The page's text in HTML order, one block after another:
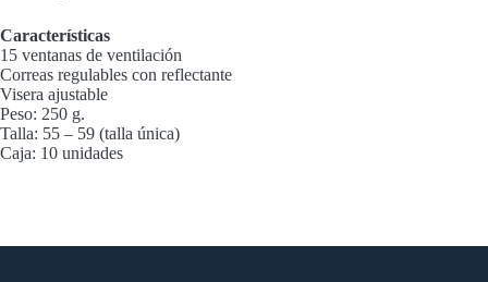
Características
15 ventanas de ventilación
Correas regulables con reflectante
Visera ajustable
Peso: 250 g.
Talla: 55 – 59 (talla única)
Caja: 10 unidades